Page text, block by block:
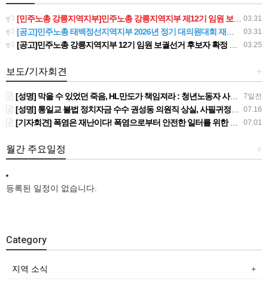
03.31
[민주노총 강릉지역지부]민주노총 강릉지역지부 제12기 임원 보궐선거결과 공고
03.31
[공고]민주노총 태백정선지역지부 2026년 정기 대의원대회 재소집 건
03.25
[공고]민주노총 강릉지역지부 12기 임원 보궐선거 후보자 확정 공고
+
보도/기자회견
7일전
[성명] 막을 수 있었던 죽음, HL만도가 책임져라 : 청년노동자 사망사고의 철저한 진상규명과 재발방지 대책 마련하라
07.16
[성명] 통일교 불법 정치자금 수수 권성동 의원직 상실, 사필귀정이다
07.01
[기자회견] 폭염은 재난이다! 폭염으로부터 안전한 일터를 위한 민주노총 강원지역본부 폭염감시단 선포 기자회견
+
월간 주요일정
등록된 일정이 없습니다.
Category
지역 소식